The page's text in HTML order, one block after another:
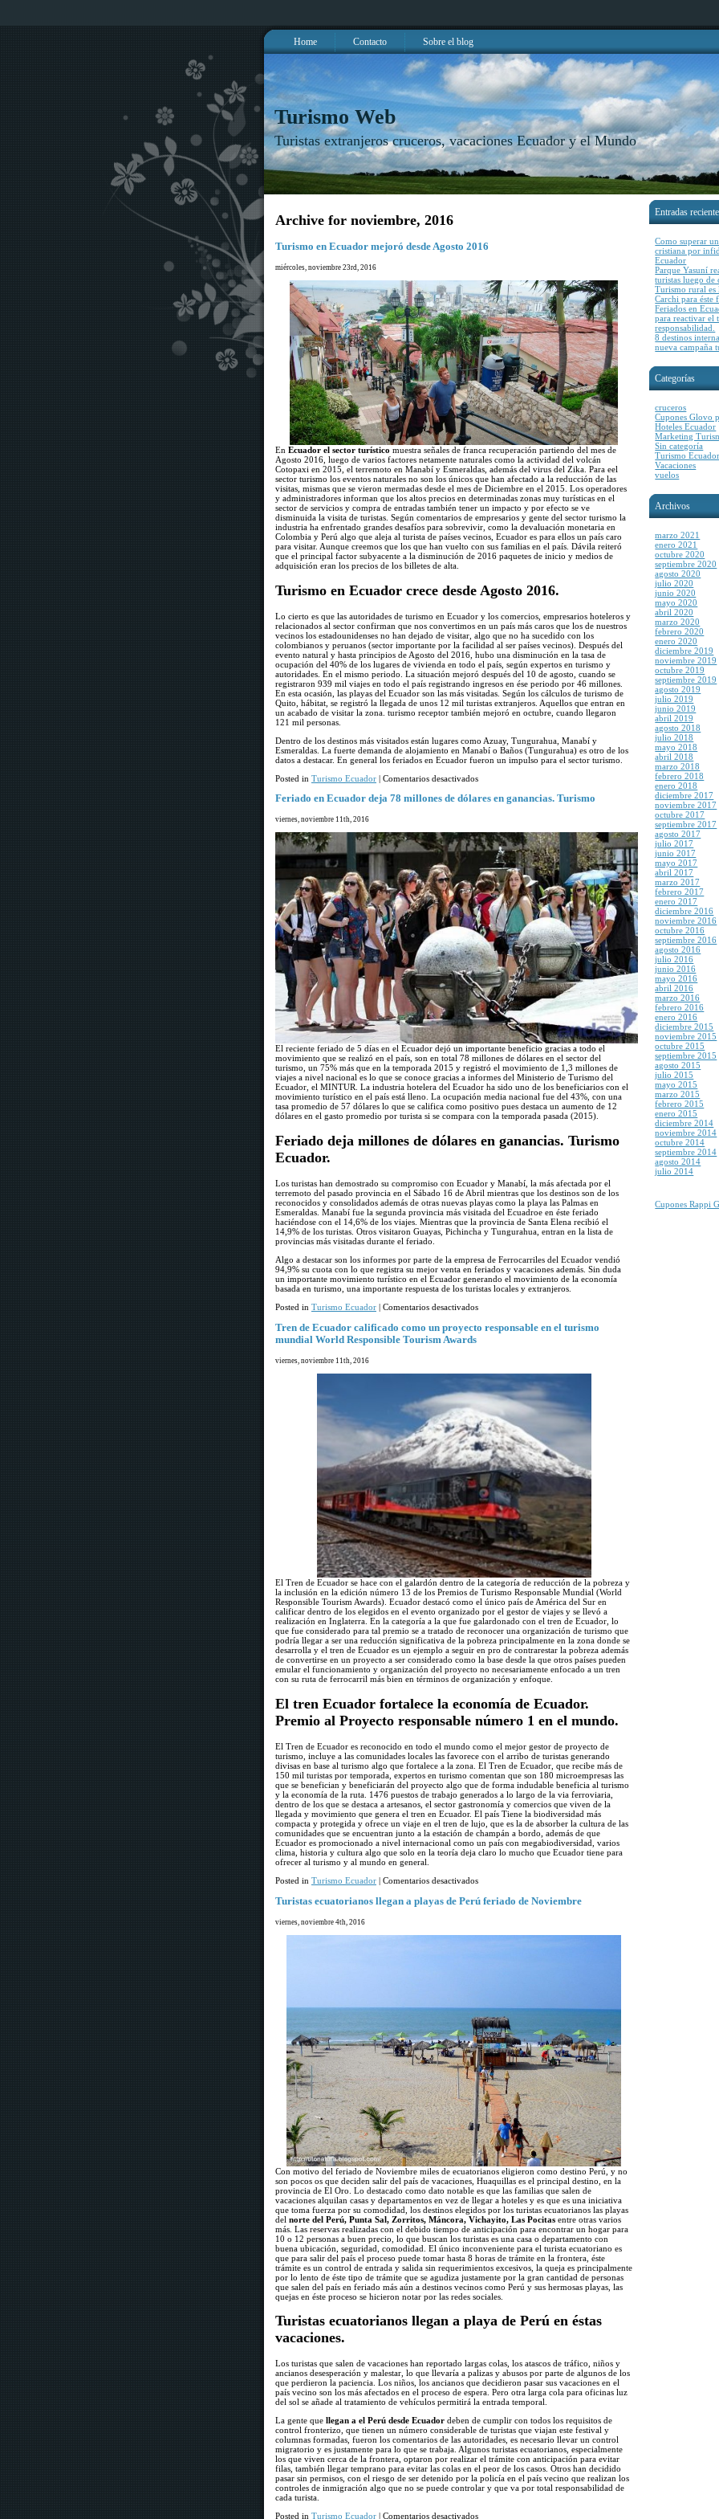
Home Contacto Sobre el blog
Turismo Web
Turistas extranjeros cruceros, vacaciones Ecuador y el Mundo
Archive for noviembre, 2016
Turismo en Ecuador mejoró desde Agosto 2016
miércoles, noviembre 23rd, 2016
En Ecuador el sector turístico muestra señales de franca recuperación partiendo del mes de
Agosto 2016, luego de varios factores netamente naturales como la actividad del volcán
Cotopaxi en 2015, el terremoto en Manabí y Esmeraldas, además del virus del Zika. Para eel
sector turismo los eventos naturales no son los únicos que han afectado a la reducción de las
visitas, mismas que se vieron mermadas desde el mes de Diciembre en el 2015. Los operadores
y administradores informan que los altos precios en determinadas zonas muy turísticas en el
sector de servicios y compra de entradas también tener un impacto y por efecto se ve
disminuida la visita de turistas. Según comentarios de empresarios y gente del sector turismo la
industria ha enfrentado grandes desafíos para sobrevivir, como la devaluación monetaria en
Colombia y Perú algo que aleja al turista de países vecinos, Ecuador es para ellos un país caro
para visitar. Aunque creemos que los que han vuelto con sus familias en el país. Dávila reiteró
que el principal factor subyacente a la disminución de 2016 paquetes de inicio y medios de
adquisición eran los precios de los billetes de alta.
Turismo en Ecuador crece desde Agosto 2016.
Lo cierto es que las autoridades de turismo en Ecuador y los comercios, empresarios hoteleros y
relacionados al sector confirman que nos convertimos en un país más caros que los de nuestros
vecinos los estadounidenses no han dejado de visitar, algo que no ha sucedido con los
colombianos y peruanos (sector importante por la facilidad al ser países vecinos). Después del
evento natural y hasta principios de Agosto del 2016, hubo una disminución en la tasa de
ocupación del 40% de los lugares de vivienda en todo el país, según expertos en turismo y
autoridades. En el mismo periodo. La situación mejoró después del 10 de agosto, cuando se
registraron 939 mil viajes en todo el país registrando ingresos en ése periodo por 46 millones.
En esta ocasión, las playas del Ecuador son las más visitadas. Según los cálculos de turismo de
Quito, hábitat, se registró la llegada de unos 12 mil turistas extranjeros. Aquellos que entran en
un acabado de visitar la zona. turismo receptor también mejoró en octubre, cuando llegaron
121 mil personas.
Dentro de los destinos más visitados están lugares como Azuay, Tungurahua, Manabí y
Esmeraldas. La fuerte demanda de alojamiento en Manabí o Baños (Tungurahua) es otro de los
datos a destacar. En general los feriados en Ecuador fueron un impulso para el sector turismo.
Posted in Turismo Ecuador | Comentarios desactivadosen
en
Ecuador
Agosto
2016
Feriado en Ecuador deja 78 millones de dólares en ganancias. Turismo
viernes, noviembre 11th, 2016
El reciente feriado de 5 días en el Ecuador dejó un importante beneficio gracias a todo el
movimiento que se realizó en el país, son en total 78 millones de dólares en el sector del
turismo, un 75% más que en la temporada 2015 y registró el movimiento de 1,3 millones de
viajes a nivel nacional es lo que se conoce gracias a informes del Ministerio de Turismo del
Ecuador, el MINTUR. La industria hotelera del Ecuador ha sido uno de los beneficiarios con el
movimiento turístico en el país está lleno. La ocupación media nacional fue del 43%, con una
tasa promedio de 57 dólares lo que se califica como positivo pues destaca un aumento de 12
dólares en el gasto promedio por turista si se compara con la temporada pasada (2015).
Feriado deja millones de dólares en ganancias. Turismo
Ecuador.
Los turistas han demostrado su compromiso con Ecuador y Manabí, la más afectada por el
terremoto del pasado provincia en el Sábado 16 de Abril mientras que los destinos son de los
reconocidos y consolidados además de otras nuevas playas como la playa las Palmas en
Esmeraldas. Manabí fue la segunda provincia más visitada del Ecuadroe en éste feriado
haciéndose con el 14,6% de los viajes. Mientras que la provincia de Santa Elena recibió el
14,9% de los turistas. Otros visitaron Guayas, Pichincha y Tungurahua, entran en la lista de
provincias más visitadas durante el feriado.
Algo a destacar son los informes por parte de la empresa de Ferrocarriles del Ecuador vendió
94,9% su cuota con lo que registra su mejor venta en feriados y vacaciones además. Sin duda
un importante movimiento turístico en el Ecuador generando el movimiento de la economía
basada en turismo, una importante respuesta de los turistas locales y extranjeros.
Posted in Turismo Ecuador Comentarios desactivadosen
en
Ecuador
de
en
ganancias.
Turismo
Tren de Ecuador calificado como un proyecto responsable en el turismo
mundial World Responsible Tourism Awards
viernes, noviembre 11th, 2016
El Tren de Ecuador se hace con el galardón dentro de la categoría de reducción de la pobreza y
la inclusión en la edición número 13 de los Premios de Turismo Responsable Mundial (World
Responsible Tourism Awards). Ecuador destacó como el único país de América del Sur en
calificar dentro de los elegidos en el evento organizado por el gestor de viajes y se llevó a
realización en Inglaterra. En la categoría a la que fue galardonado con el tren de Ecuador, lo
que fue considerado para tal premio se a tratado de reconocer una organización de turismo que
podría llegar a ser una reducción significativa de la pobreza principalmente en la zona donde se
desarrolla y el tren de Ecuador es un ejemplo a seguir en pro de contrarestar la pobreza además
de convertirse en un proyecto a ser considerado como la base desde la que otros países pueden
emular el funcionamiento y organización del proyecto no necesariamente enfocado a un tren
con su ruta de ferrocarril más bien en términos de organización y enfoque.
El tren Ecuador fortalece la economía de Ecuador.
Premio al Proyecto responsable número 1 en el mundo.
El Tren de Ecuador es reconocido en todo el mundo como el mejor gestor de proyecto de
turismo, incluye a las comunidades locales las favorece con el arribo de turistas generando
divisas en base al turismo algo que fortalece a la zona. El Tren de Ecuador, que recibe más de
150 mil turistas por temporada, expertos en turismo comentan que son 180 microempresas las
que se benefician y beneficiarán del proyecto algo que de forma indudable beneficia al turismo
y la economía de la ruta. 1476 puestos de trabajo generados a lo largo de la via ferroviaria,
dentro de los que se destaca a artesanos, el sector gastronomía y comercios que viven de la
llegada y movimiento que genera el tren en Ecuador. El país Tiene la biodiversidad más
compacta y protegida y ofrece un viaje en el tren de lujo, que es la de absorber la cultura de las
comunidades que se encuentran junto a la estación de champán a bordo, además de que
Ecuador es promocionado a nivel internacional como un país con megabiodiversidad, varios
clima, historia y cultura algo que solo en la teoría deja claro lo mucho que Ecuador tiene para
ofrecer al turismo y al mundo en general.
Posted in Turismo Ecuador | Comentarios desactivadosen
de
un
Responsible
Tourism
Awards
Turistas ecuatorianos llegan a playas de Perú feriado de Noviembre
viernes, noviembre 4th, 2016
Con motivo del feriado de Noviembre miles de ecuatorianos eligieron como destino Perú, y no
son pocos os que deciden salir del país de vacaciones, Huaquillas es el principal destino, en la
provincia de El Oro. Lo destacado como dato notable es que las familias que salen de
vacaciones alquilan casas y departamentos en vez de llegar a hoteles y es que es una iniciativa
que toma fuerza por su comodidad, los destinos elegidos por los turistas ecuatorianos las playas
del norte del Perú, Punta Sal, Zorritos, Máncora, Vichayito, Las Pocitas entre otras varios
más. Las reservas realizadas con el debido tiempo de anticipación para encontrar un hogar para
10 o 12 personas a buen precio, lo que buscan los turistas es una casa o departamento con
buena ubicación, seguridad, comodidad. El único inconveniente para el turista ecuatoriano es
que para salir del país el proceso puede tomar hasta 8 horas de trámite en la frontera, éste
trámite es un control de entrada y salida sin requerimientos excesivos, la queja es principalmente
por lo lento de éste tipo de trámite que se agudiza justamente por la gran cantidad de personas
que salen del país en feriado más aún a destinos vecinos como Perú y sus hermosas playas, las
quejas en éste proceso se hicieron notar por las redes sociales.
Turistas ecuatorianos llegan a playa de Perú en éstas
vacaciones.
Los turistas que salen de vacaciones han reportado largas colas, los atascos de tráfico, niños y
ancianos desesperación y malestar, lo que llevaría a palizas y abusos por parte de algunos de los
que perdieron la paciencia. Los niños, los ancianos que decidieron pasar sus vacaciones en el
país vecino son los más afectados en el proceso de espera. Pero otra larga cola para oficinas luz
del sol se añade al tratamiento de vehículos permitirá la entrada temporal.
La gente que llegan a el Perú desde Ecuador deben de cumplir con todos los requisitos de
control fronterizo, que tienen un número considerable de turistas que viajan este festival y
columnas formadas, fueron los comentarios de las autoridades, es necesario llevar un control
migratorio y es justamente para lo que se trabaja. Algunos turistas ecuatorianos, especialmente
los que viven cerca de la frontera, optaron por realizar el trámite con anticipación para evitar
filas, también llegar temprano para evitar las colas en el peor de los casos. Otros han decidido
pasar sin permisos, con el riesgo de ser detenido por la policía en el país vecino que realizan los
controles de inmigración algo que no se puede controlar y que va por total responsabilidad de
cada turista.
Posted in Turismo Ecuador Comentarios desactivadosen
Entradas
Como superar
cristiana por
Ecuador
Parque Yasuní
turistas luego de
Turismo rural es
Carchi para éste
Feriados en
para reactivar el
responsabilidad.
8 destinos
nueva campaña
Categorías
cruceros
Cupones Glovo
Hoteles Ecuador
Marketing
Sin categoría
Turismo Ecuador
Vacaciones
vuelos
Archivos
marzo 2021
enero 2021
octubre 2020
septiembre 2020
agosto 2020
julio 2020
junio 2020
mayo 2020
abril 2020
marzo 2020
febrero 2020
enero 2020
diciembre 2019
noviembre 2019
octubre 2019
septiembre 2019
agosto 2019
julio 2019
junio 2019
abril 2019
agosto 2018
julio 2018
mayo 2018
abril 2018
marzo 2018
febrero 2018
enero 2018
diciembre 2017
noviembre 2017
octubre 2017
septiembre 2017
agosto 2017
julio 2017
junio 2017
mayo 2017
abril 2017
marzo 2017
febrero 2017
enero 2017
diciembre 2016
noviembre 2016
octubre 2016
septiembre 2016
agosto 2016
julio 2016
junio 2016
mayo 2016
abril 2016
marzo 2016
febrero 2016
enero 2016
diciembre 2015
noviembre 2015
octubre 2015
septiembre 2015
agosto 2015
julio 2015
mayo 2015
marzo 2015
febrero 2015
enero 2015
diciembre 2014
noviembre 2014
octubre 2014
septiembre 2014
agosto 2014
julio 2014
Cupones Rappi